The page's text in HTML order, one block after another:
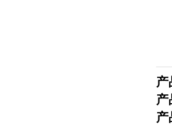
产
产
产